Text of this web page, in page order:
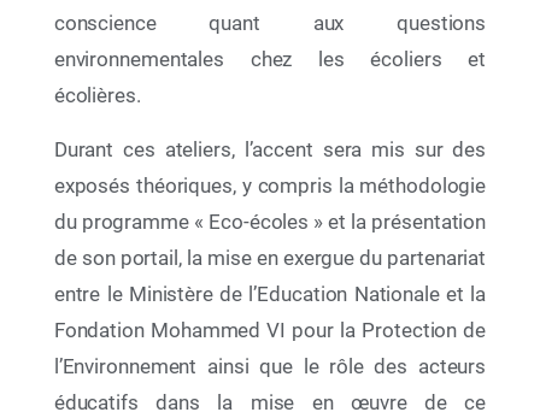
« Racines et Horizons » La Fondation
Mohammed VI pour la Protection de
l’Environnement réunit les acteurs de l’Éducation
au Développement Durable pour dresser le bilan
2025-2026 et tracer les perspectives 2026-2027
conscience quant aux questions
environnementales chez les écoliers et
écolières.
Durant ces ateliers, l’accent sera mis sur des
exposés théoriques, y compris la méthodologie
du programme « Eco-écoles » et la présentation
de son portail, la mise en exergue du partenariat
entre le Ministère de l’Education Nationale et la
Fondation Mohammed VI pour la Protection de
l’Environnement ainsi que le rôle des acteurs
éducatifs dans la mise en œuvre de ce